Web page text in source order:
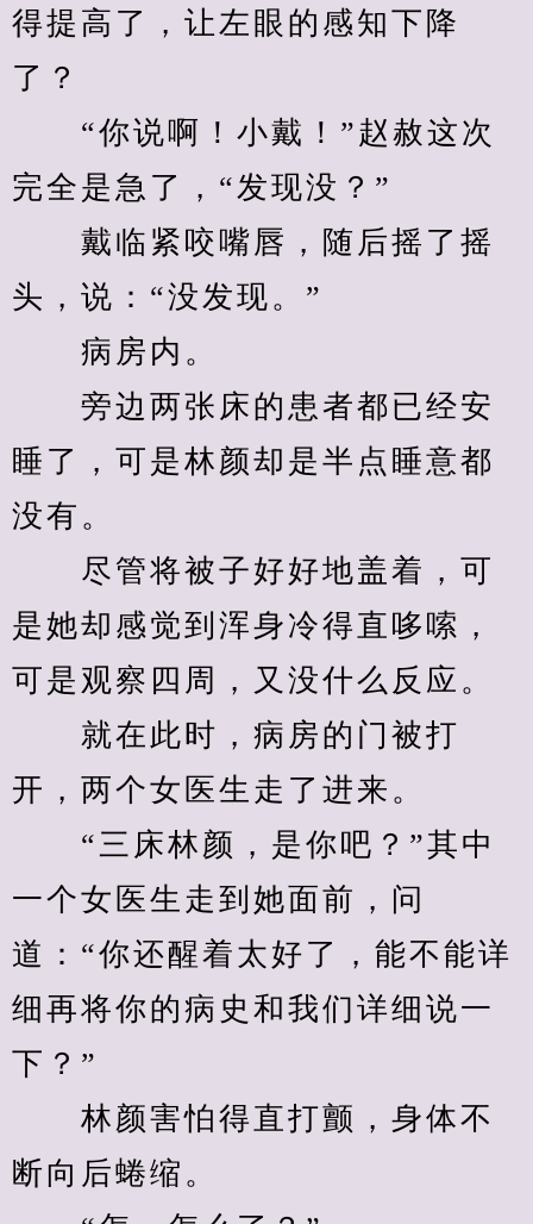
得提高了，让左眼的感知下降
了？
“你说啊！小戴！”赵赦这次
完全是急了，“发现没？”
戴临紧咬嘴唇，随后摇了摇
头，说：“没发现。”
病房内。
旁边两张床的患者都已经安
睡了，可是林颜却是半点睡意都
没有。
尽管将被子好好地盖着，可
是她却感觉到浑身冷得直哆嗦，
可是观察四周，又没什么反应。
就在此时，病房的门被打
开，两个女医生走了进来。
“三床林颜，是你吧？”其中
一个女医生走到她面前，问
道：“你还醒着太好了，能不能详
细再将你的病史和我们详细说一
下？”
林颜害怕得直打颤，身体不
断向后蜷缩。